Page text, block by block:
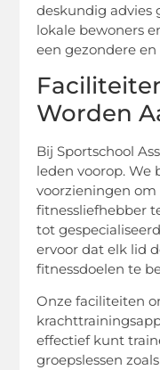
deskundig advies
lokale bewoners
een gezondere
Worden
Bij Sportschool
leden voorop. We
voorzieningen
fitnessliefhebber
tot
ervoor dat elk lid
fitnessdoelen te
Onze faciliteiten
effectief kunt
groepslessen